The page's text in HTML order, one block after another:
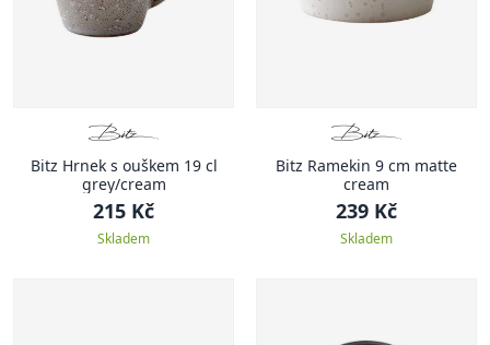
Bitz Hrnek s ouškem 19 cl
grey/cream
215 Kč
Skladem
Bitz Ramekin 9 cm matte
cream
239 Kč
Skladem